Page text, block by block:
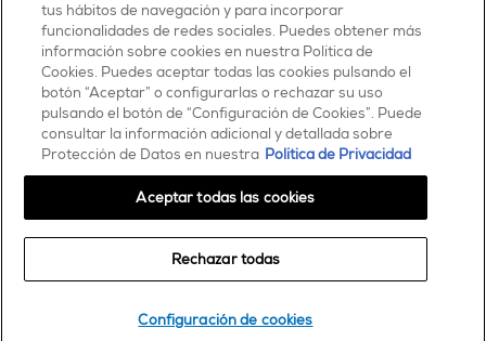
Comprar
encontrar una tienda o salón
© 2025 essie todos los derechos reservados
condiciones de uso
Contáctanos
900 181 055
tus hábitos de navegación y para incorporar
funcionalidades de redes sociales. Puedes obtener más
información sobre cookies en nuestra Política de
Cookies. Puedes aceptar todas las cookies pulsando el
botón “Aceptar” o configurarlas o rechazar su uso
pulsando el botón de “Configuración de Cookies”. Puede
consultar la información adicional y detallada sobre
Protección de Datos en nuestra Política de Privacidad
Configuración de cookies
Rechazar todas
Aceptar todas las cookies